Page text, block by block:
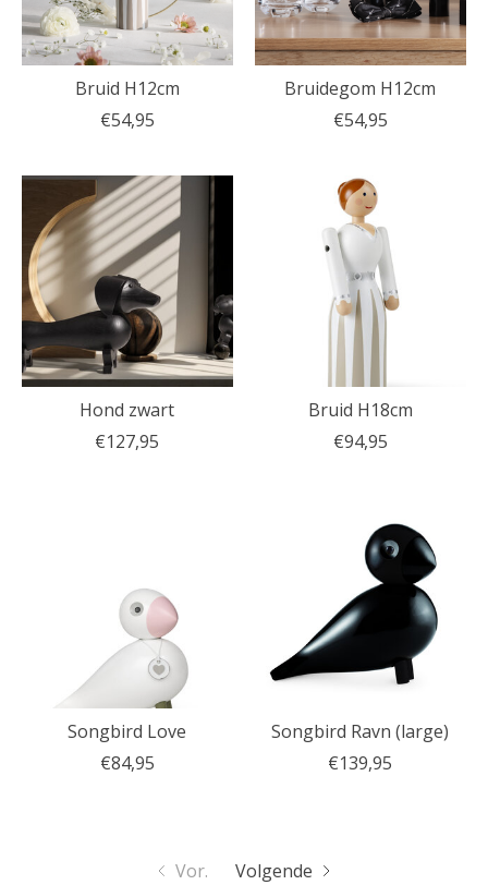
Bruid H12cm
€54,95
Bruidegom H12cm
€54,95
Hond zwart
€127,95
Bruid H18cm
€94,95
Songbird Love
€84,95
Songbird Ravn (large)
€139,95
Vor. Volgende